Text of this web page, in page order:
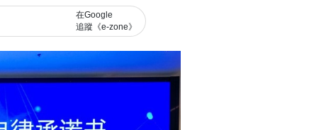
在Google
追蹤《e-zone》